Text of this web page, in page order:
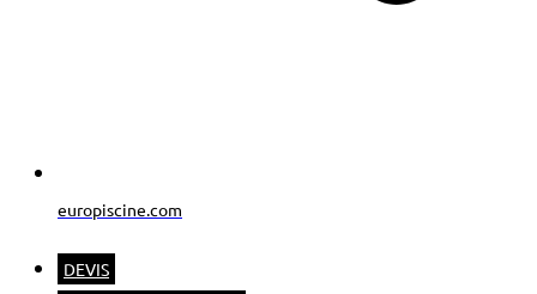
europiscine.com
DEVIS